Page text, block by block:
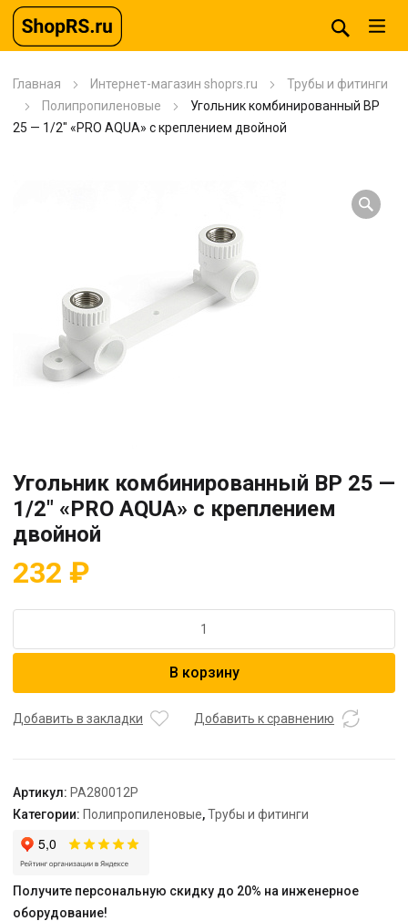
Главная Интернет-магазин shoprs.ru
Трубы и фитинги
Полипропиленовые
Угольник комбинированный BP
25 — 1/2″ «PRO AQUA» с креплением двойной
Угольник комбинированный BP 25 —
1/2″ «PRO AQUA» с креплением
двойной
232 ₽
Угольник
25
AQUA"
с
креплением
двойной
В корзину
Добавить в закладки Добавить к сравнению
Артикул: PA280012P
Категории: Полипропиленовые,Трубы и фитинги
Получите персональную скидку до 20% на инженерное
оборудование!